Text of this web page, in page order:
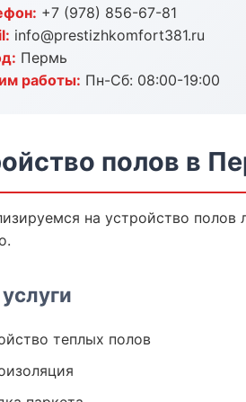
+7 (978) 856-67-81
info@prestizhkomfort381.ru
Пермь
работы: Пн-Сб: 08:00-19:00
полов в
на устройство
теплых полов